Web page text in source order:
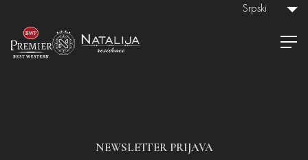
Srpski
NEWSLETTER PRIJAVA